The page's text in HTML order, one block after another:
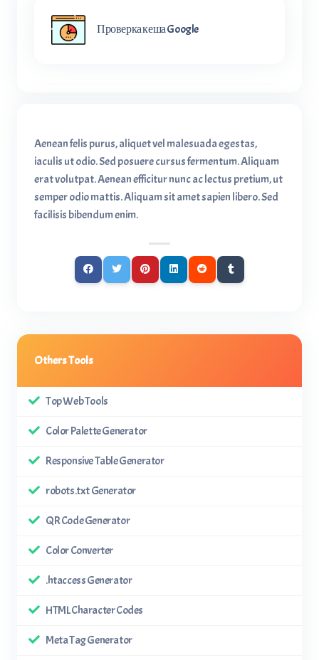
Проверка кеша Google
Aenean felis purus, aliquet vel malesuada egestas,
iaculis ut odio. Sed posuere cursus fermentum. Aliquam
erat volutpat. Aenean efficitur nunc ac lectus pretium, ut
semper odio mattis. Aliquam sit amet sapien libero. Sed
facilisis bibendum enim.
Others Tools
Top Web Tools
Color Palette Generator
Responsive Table Generator
robots.txt Generator
QR Code Generator
Color Converter
.htaccess Generator
HTML Character Codes
Meta Tag Generator